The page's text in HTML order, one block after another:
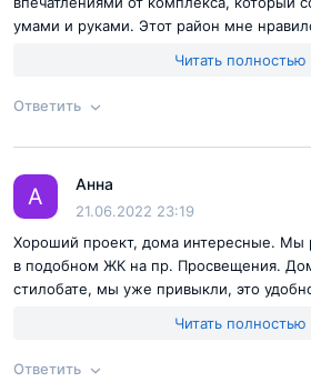
Согласен справилами публикации
Отправить комментарий
умами и руками. Этот район мне
Читать полностью
Ответить
Ответ на отзыв
А Анна
21.06.2022 23:19
Хороший проект, дома интересные. Мы
в подобном ЖК на пр. Просвещения.
стилобате, мы уже привыкли, это
конечно, будет оформление и дворы
приватная зона, где можно без проблем
Читать полностью
Ответить